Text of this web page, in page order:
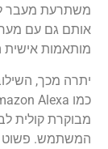
משתרעת מעבר
אותם גם עם
מותאמות אישית
יתרה מכך,
מבוקרת קולית
המשתמש. פשוט